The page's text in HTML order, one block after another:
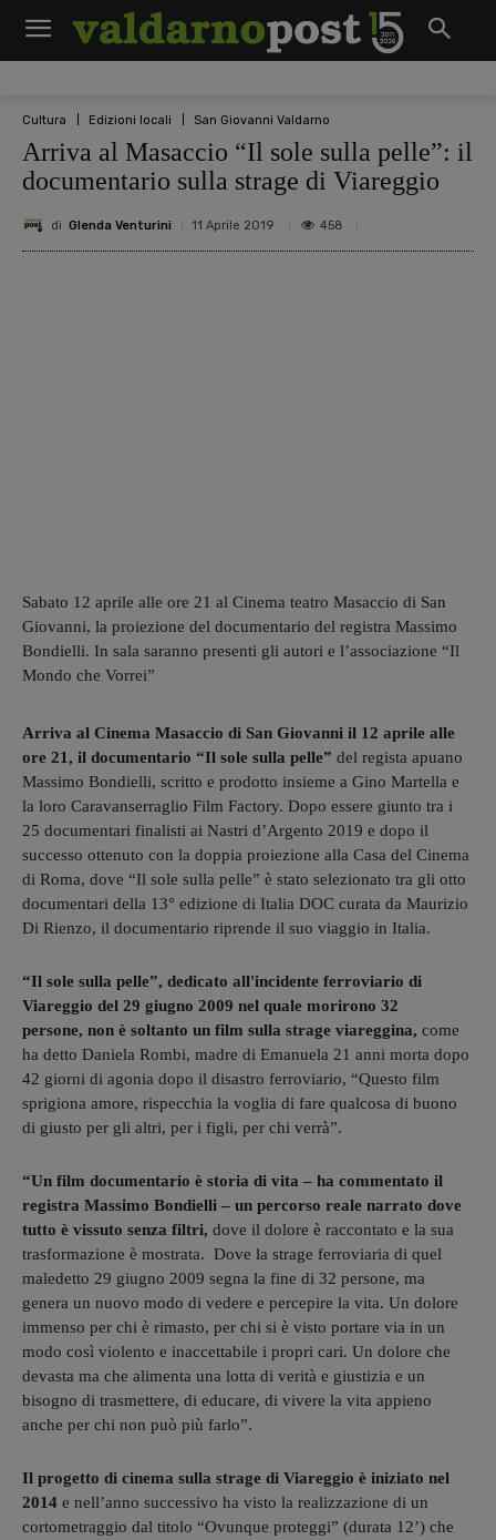
Cultura Edizioni locali San Giovanni Valdarno
Arriva al Masaccio “Il sole sulla pelle”: il
documentario sulla strage di Viareggio
di Glenda Venturini 11 Aprile 2019 458
Sabato 12 aprile alle ore 21 al Cinema teatro Masaccio di San
Giovanni, la proiezione del documentario del registra Massimo
Bondielli. In sala saranno presenti gli autori e l’associazione “Il
Mondo che Vorrei”
Arriva al Cinema Masaccio di San Giovanni il 12 aprile alle
ore 21, il documentario “Il sole sulla pelle” del regista apuano
Massimo Bondielli, scritto e prodotto insieme a Gino Martella e
la loro Caravanserraglio Film Factory. Dopo essere giunto tra i
25 documentari finalisti ai Nastri d’Argento 2019 e dopo il
successo ottenuto con la doppia proiezione alla Casa del Cinema
di Roma, dove “Il sole sulla pelle” è stato selezionato tra gli otto
documentari della 13° edizione di Italia DOC curata da Maurizio
Di Rienzo, il documentario riprende il suo viaggio in Italia.
“Il sole sulla pelle”, dedicato all'incidente ferroviario di
Viareggio del 29 giugno 2009 nel quale morirono 32
persone, non è soltanto un film sulla strage viareggina, come
ha detto Daniela Rombi, madre di Emanuela 21 anni morta dopo
42 giorni di agonia dopo il disastro ferroviario, “Questo film
sprigiona amore, rispecchia la voglia di fare qualcosa di buono
di giusto per gli altri, per i figli, per chi verrà”.
“Un film documentario è storia di vita – ha commentato il
registra Massimo Bondielli – un percorso reale narrato dove
tutto è vissuto senza filtri, dove il dolore è raccontato e la sua
trasformazione è mostrata. Dove la strage ferroviaria di quel
maledetto 29 giugno 2009 segna la fine di 32 persone, ma
genera un nuovo modo di vedere e percepire la vita. Un dolore
immenso per chi è rimasto, per chi si è visto portare via in un
modo così violento e inaccettabile i propri cari. Un dolore che
devasta ma che alimenta una lotta di verità e giustizia e un
bisogno di trasmettere, di educare, di vivere la vita appieno
anche per chi non può più farlo”.
Il progetto di cinema sulla strage di Viareggio è iniziato nel
2014 e nell’anno successivo ha visto la realizzazione di un
cortometraggio dal titolo “Ovunque proteggi” (durata 12’) che